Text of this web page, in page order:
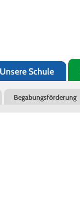
Unsere Schule
Begabungsförderung